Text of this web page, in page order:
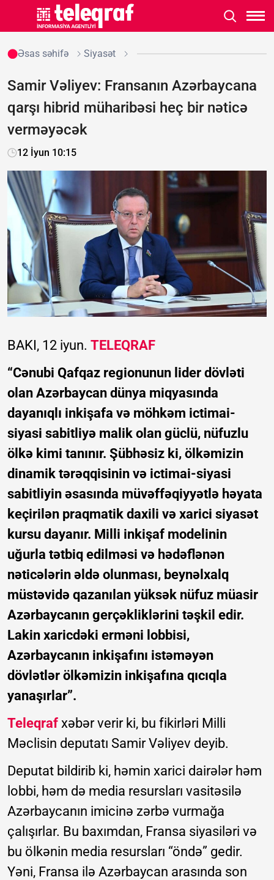
Əsas səhifə Siyasət
Samir Vəliyev: Fransanın Azərbaycana
qarşı hibrid müharibəsi heç bir nəticə
verməyəcək
12 İyun 10:15
BAKI, 12 iyun. TELEQRAF
“Cənubi Qafqaz regionunun lider dövləti
olan Azərbaycan dünya miqyasında
dayanıqlı inkişafa və möhkəm ictimai-
siyasi sabitliyə malik olan güclü, nüfuzlu
ölkə kimi tanınır. Şübhəsiz ki, ölkəmizin
dinamik tərəqqisinin və ictimai-siyasi
sabitliyin əsasında müvəffəqiyyətlə həyata
keçirilən praqmatik daxili və xarici siyasət
kursu dayanır. Milli inkişaf modelinin
uğurla tətbiq edilməsi və hədəflənən
nəticələrin əldə olunması, beynəlxalq
müstəvidə qazanılan yüksək nüfuz müasir
Azərbaycanın gerçəkliklərini təşkil edir.
Lakin xaricdəki erməni lobbisi,
Azərbaycanın inkişafını istəməyən
dövlətlər ölkəmizin inkişafına qıcıqla
yanaşırlar”.
Teleqraf xəbər verir ki, bu fikirləri Milli
Məclisin deputatı Samir Vəliyev deyib.
Deputat bildirib ki, həmin xarici dairələr həm
lobbi, həm də media resursları vasitəsilə
Azərbaycanın imicinə zərbə vurmağa
çalışırlar. Bu baxımdan, Fransa siyasiləri və
bu ölkənin media resursları “öndə” gedir.
Yəni, Fransa ilə Azərbaycan arasında son